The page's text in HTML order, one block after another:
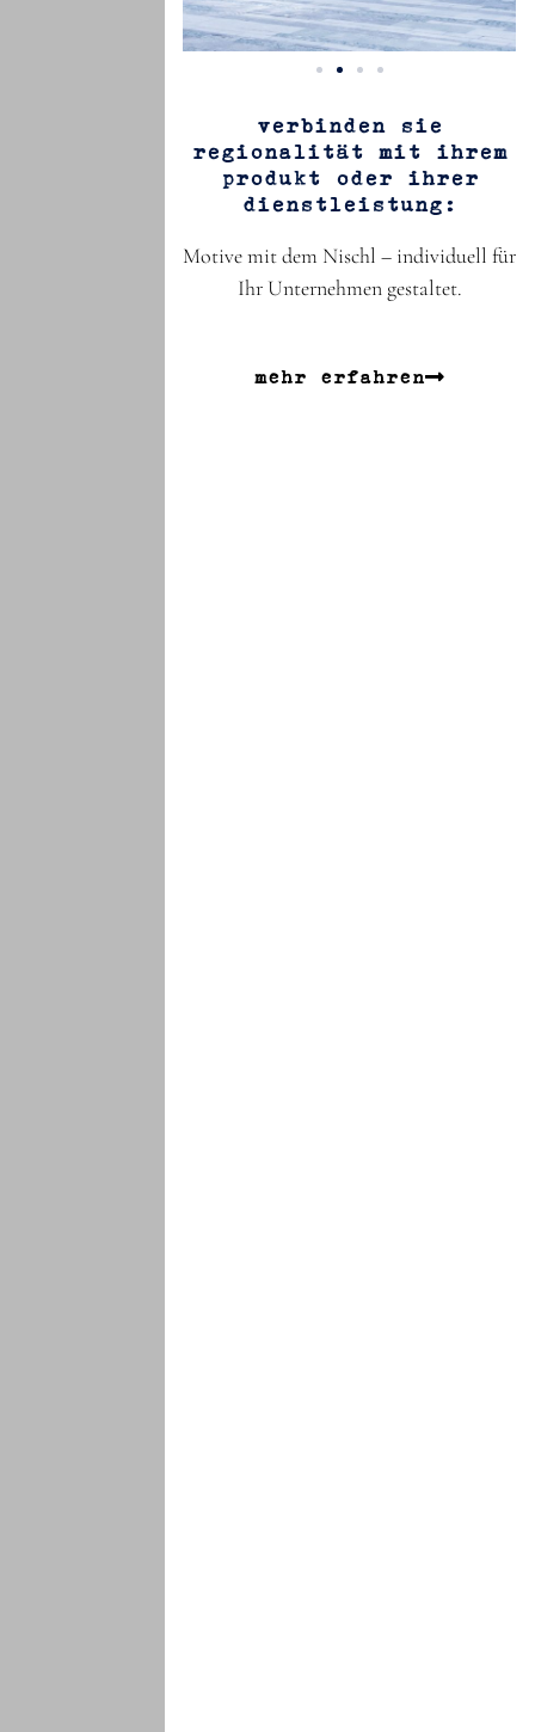
verbinden sie
regionalität mit ihrem
produkt oder ihrer
dienstleistung:
Motive mit dem Nischl – individuell für
Ihr Unternehmen gestaltet.
mehr erfahren